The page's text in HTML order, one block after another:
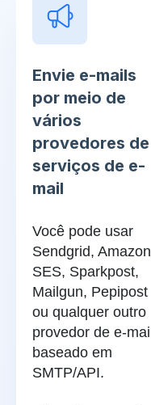
Envie e-mails
por meio de
vários
provedores de
serviços de e-
mail
Você pode usar
Sendgrid, Amazon
SES, Sparkpost,
Mailgun, Pepipost
ou qualquer outro
provedor de e-mail
baseado em
SMTP/API.